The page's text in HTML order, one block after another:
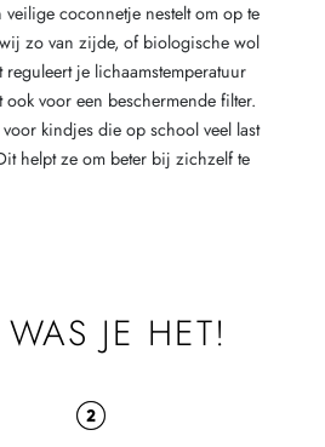
coconnetje nestelt om op te
zo van zijde, of biologische wol
je lichaamstemperatuur
voor een beschermende filter.
kindjes die op school veel last
helpt ze om beter bij zichzelf te
JE HET!